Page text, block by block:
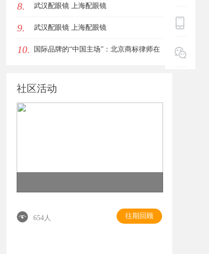
8. 武汉配眼镜 上海配眼镜
9. 武汉配眼镜 上海配眼镜
10. 国际品牌的“中国主场”：北京商标律师在
社区活动
654人 往期回顾